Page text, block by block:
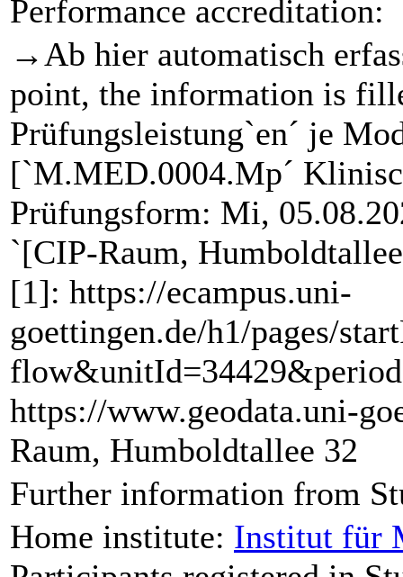
Performance accreditation:
→Ab hier automatisch
point, the information is
Prüfungsleistung`en´ je
[`M.MED.0004.Mp´
Prüfungsform: Mi,
`[CIP-Raum,
[1]: https://ecampus.uni-
goettingen.de/h1/pages/
https://www.geodata.uni-
Raum, Humboldtallee 32
Further information from
Home institute: Institut für